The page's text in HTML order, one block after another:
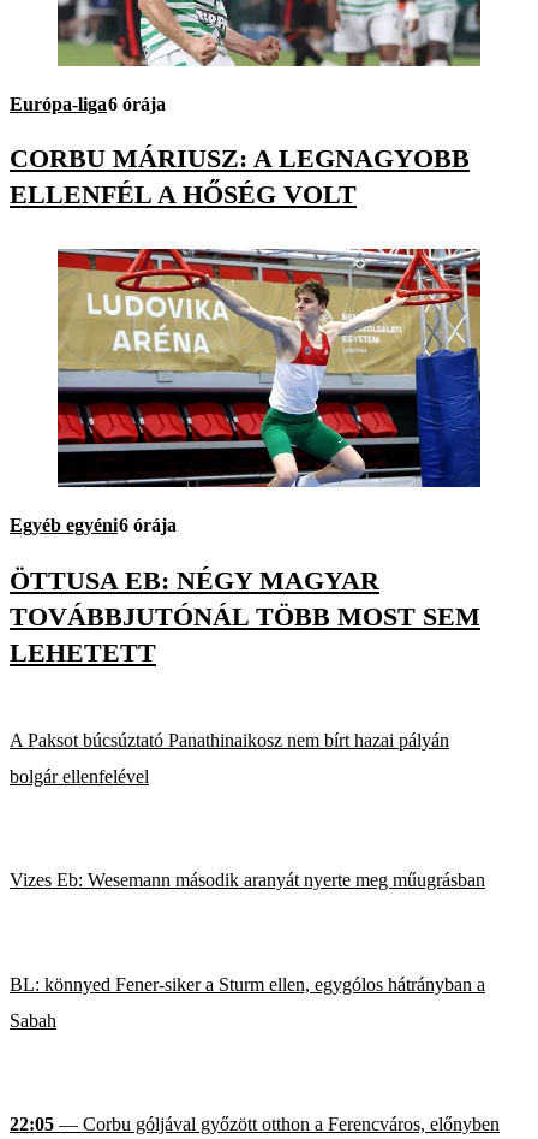
Európa-liga6 órája
CORBU MÁRIUSZ: A LEGNAGYOBB
ELLENFÉL A HŐSÉG VOLT
Egyéb egyéni6 órája
ÖTTUSA EB: NÉGY MAGYAR
TOVÁBBJUTÓNÁL TÖBB MOST SEM
LEHETETT
A Paksot búcsúztató Panathinaikosz nem bírt hazai pályán
bolgár ellenfelével
Vizes Eb: Wesemann második aranyát nyerte meg műugrásban
BL: könnyed Fener-siker a Sturm ellen, egygólos hátrányban a
Sabah
22:05 — Corbu góljával győzött otthon a Ferencváros, előnyben